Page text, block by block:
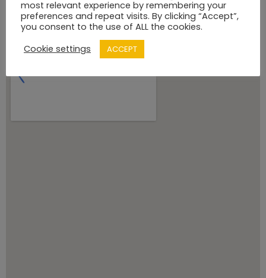
Öffentliche Verkehrsmittel finden Sie hier.
most relevant experience by remembering your
preferences and repeat visits. By clicking “Accept”,
you consent to the use of ALL the cookies.
Cookie settings
ACCEPT